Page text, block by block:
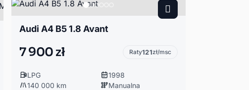
Audi A4 B5 1.8 Avant
7 900 zł Raty121zł/msc
LPG
1998
140 000 km
Manualna